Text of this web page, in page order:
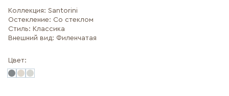
Коллекция: Santorini
Остекление: Со стеклом
Стиль: Классика
Внешний вид: Филенчатая
Цвет: